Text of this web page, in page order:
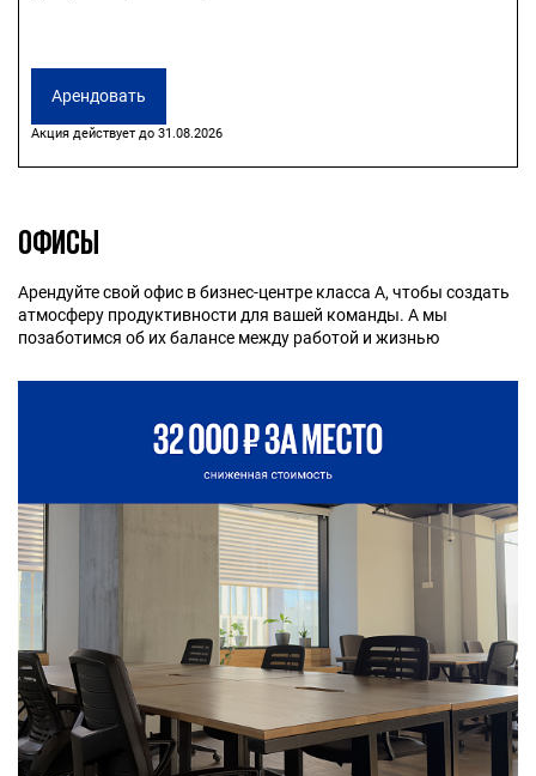
Арендовать
Акция действует до 31.08.2026
ОФИСЫ
Арендуйте свой офис в бизнес-центре класса А, чтобы создать
атмосферу продуктивности для вашей команды. А мы
позаботимся об их балансе между работой и жизнью